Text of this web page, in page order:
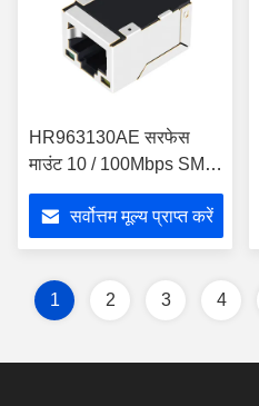
HR963130AE सरफेस
माउंट 10 / 100Mbps SMT
RJ45 कनेक्टर
सर्वोत्तम मूल्य प्राप्त करें
1 2 3 4